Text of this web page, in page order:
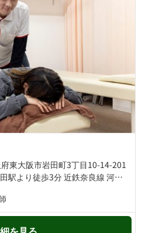
東大阪市岩田町3丁目10-14-201
近鉄奈良線 若江岩田駅より徒歩3分 近鉄奈良線 河内花園駅より徒歩13分